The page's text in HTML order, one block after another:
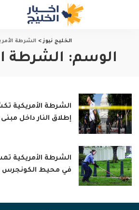
الخليج نيوز> الشرطة
الوسم: الشرطة
الشرطة الأمريكية
إطلاق النار داخل
الشرطة الأمريكية
في محيط الكونجرس